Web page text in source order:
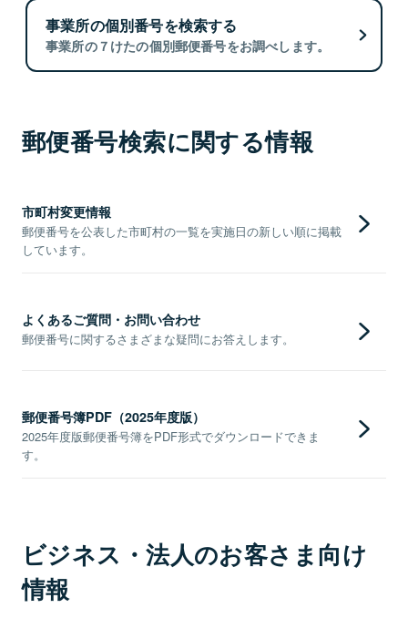
事業所の個別番号を検索する
事業所の７けたの個別郵便番号をお調べします。
郵便番号検索に関する情報
市町村変更情報
郵便番号を公表した市町村の一覧を実施日の新しい順に掲載
しています。
よくあるご質問・お問い合わせ
郵便番号に関するさまざまな疑問にお答えします。
郵便番号簿PDF（2025年度版）
2025年度版郵便番号簿をPDF形式でダウンロードできま
す。
ビジネス・法人のお客さま向け
情報